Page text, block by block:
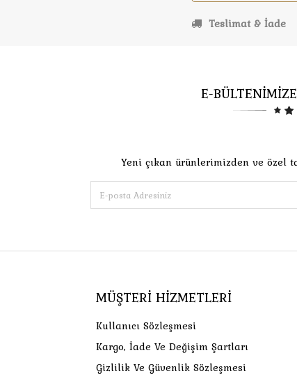
Teslimat & İade
E-
Yeni çıkan ürünlerimizden ve özel
MÜŞTERI HIZMETLERI
Kullanıcı Sözleşmesi
Kargo, İade Ve Değişim Şartları
Gizlilik Ve Güvenlik Sözleşmesi